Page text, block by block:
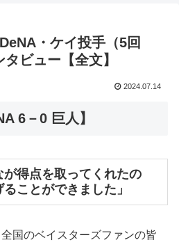
・ケイ投手（5回
ビュー【全文】
2024.07.14
6－0 巨人】
得点を取ってくれたの
ことができました」
国のベイスターズファンの皆